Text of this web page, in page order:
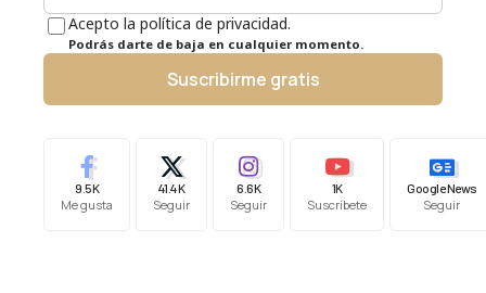
Acepto la política de privacidad.
Podrás darte de baja en cualquier momento.
Suscribirme gratis
9.5K
Me gusta
41.4K
Seguir
6.6K
Seguir
1K
Suscríbete
Google News
Seguir